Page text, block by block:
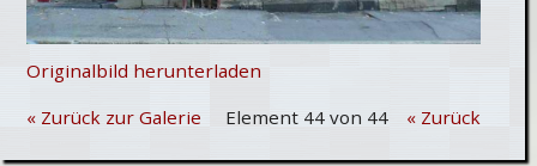
Originalbild herunterladen
« Zurück zur Galerie
Element 44 von 44 « Zurück